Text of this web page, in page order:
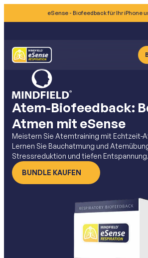
eSense - Biofeedback für Ihr iPhone
Atem-Biofeedback:
Atmen mit eSense
Meistern Sie Atemtraining mit Echtzeit-
Lernen Sie Bauchatmung und
Stressreduktion und tiefen Entspannung.
BUNDLE KAUFEN